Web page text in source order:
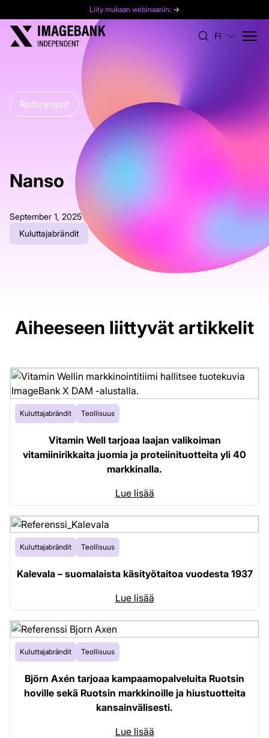
Liity mukaan webinaariin: →
FI
Referenssit
Nanso
September 1, 2025
Kuluttajabrändit
Aiheeseen liittyvät artikkelit
Kuluttajabrändit Teollisuus
Vitamin Well tarjoaa laajan valikoiman
vitamiinirikkaita juomia ja proteiinituotteita yli 40
markkinalla.
Lue lisää
Kuluttajabrändit Teollisuus
Kalevala – suomalaista käsityötaitoa vuodesta 1937
Lue lisää
Kuluttajabrändit Teollisuus
Björn Axén tarjoaa kampaamopalveluita Ruotsin
hoville sekä Ruotsin markkinoille ja hiustuotteita
kansainvälisesti.
Lue lisää